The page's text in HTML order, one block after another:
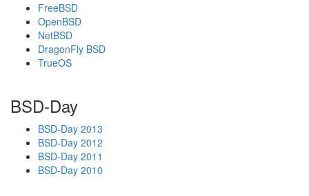
FreeBSD
OpenBSD
NetBSD
DragonFly BSD
TrueOS
BSD-Day
BSD-Day 2013
BSD-Day 2012
BSD-Day 2011
BSD-Day 2010